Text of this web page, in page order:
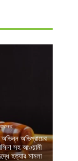
অভিন্ন অভিপ্রায়ের
সহ আওয়ামী
হত্যার মামলা